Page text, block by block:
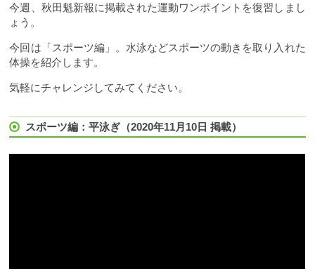
今週、秋田魁新報に掲載された運動ワンポイントを復習しまし
ょう。
今回は「スポーツ編」。水泳などスポーツの動きを取り入れた
体操を紹介します。
気軽にチャレンジしてみてください。
スポーツ編：平泳ぎ（2020年11月10日 掲載）